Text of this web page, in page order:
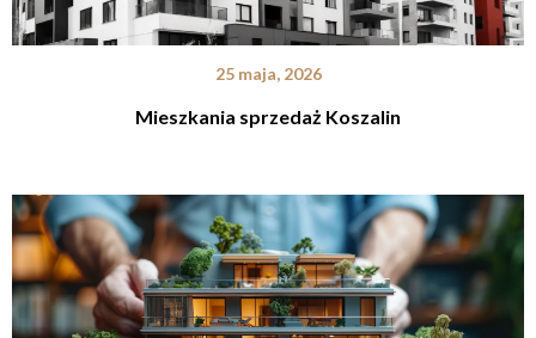
25 maja, 2026
Mieszkania sprzedaż Koszalin